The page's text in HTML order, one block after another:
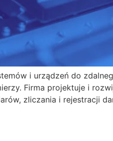
i urządzeń do
Firma projektuje i
zliczania i rejestracji